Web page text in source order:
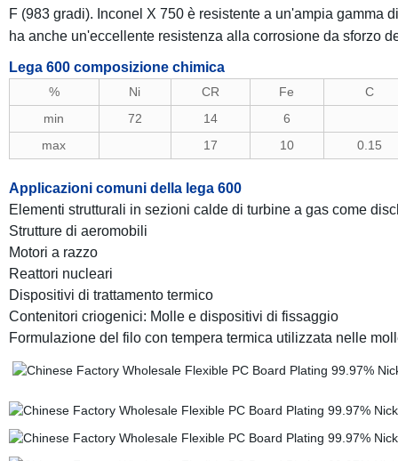
F (983 gradi). Inconel X 750 è resistente a un'ampia
ha anche un'eccellente resistenza alla corrosione da sforzo
Lega 600 composizione chimica
% Ni CR Fe
C
min
72 14
6
max
17 10 0.15
Applicazioni comuni della lega 600
Elementi strutturali in sezioni calde di turbine a gas come
Strutture di aeromobili
Motori a razzo
Reattori nucleari
Dispositivi di trattamento termico
Contenitori criogenici: Molle e dispositivi di fissaggio
Formulazione del filo con tempera termica utilizzata nelle